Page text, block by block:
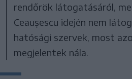
rendőrök látogatásáról,
Ceaușescu idején nem
hatósági szervek, most
megjelentek nála.